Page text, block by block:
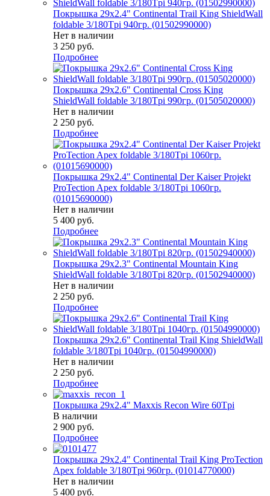
Покрышка 29x2.4" Continental Trail King ShieldWall
foldable 3/180Tpi 940гр. (01502990000)
Нет в наличии
3 250 руб.
Подробнее
Покрышка 29x2.6" Continental Cross King
ShieldWall foldable 3/180Tpi 990гр. (01505020000)
Нет в наличии
2 250 руб.
Подробнее
Покрышка 29x2.4" Continental Der Kaiser Projekt
ProTection Apex foldable 3/180Tpi 1060гр.
(01015690000)
Нет в наличии
5 400 руб.
Подробнее
Покрышка 29x2.3" Continental Mountain King
ShieldWall foldable 3/180Tpi 820гр. (01502940000)
Нет в наличии
2 250 руб.
Подробнее
Покрышка 29x2.6" Continental Trail King ShieldWall
foldable 3/180Tpi 1040гр. (01504990000)
Нет в наличии
2 250 руб.
Подробнее
Покрышка 29x2.4" Maxxis Recon Wire 60Tpi
В наличии
2 900 руб.
Подробнее
Покрышка 29x2.4" Continental Trail King ProTection
Apex foldable 3/180Tpi 960гр. (01014770000)
Нет в наличии
5 400 руб.